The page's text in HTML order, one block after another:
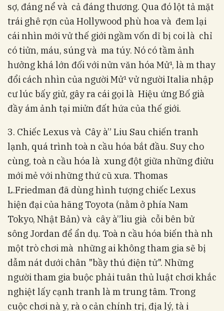
sợ, đáng nể và cả đáng thương. Qua đó lột tả mặt
trái ghê rợn của Hollywood phù hoa và đem lại
cái nhìn mới vử thế giới ngầm vốn dĩ bị coi là chỉ
có tiửn, máu, súng và ma túy. Nó có tầm ảnh
hưởng khá lớn đối với nửn văn hóa Mử¹, là m thay
đổi cách nhìn của người Mử¹ vử người Italia nhập
cư lúc bấy giử, gây ra cái gọi là Hiệu ứng Bố già 
đầy ám ảnh tại miửn đất hứa của thế giới.
3. Chiếc Lexus và Cây à” Liu Sau chiến tranh
lạnh, quá trình toà n cầu hóa bắt đầu. Suy cho
cùng, toà n cầu hóa là xung đột giữa những điửu
mới mẻ với những thứ cũ xưa. Thomas
L.Friedman đã dùng hình tượng chiếc Lexus
hiện đại của hãng Toyota (nằm ở phía Nam
Tokyo, Nhật Bản) và cây à”liu già cỗi bên bử
sông Jordan để ẩn dụ. Toà n cầu hóa biến thà nh
một trò chơi mà những ai không tham gia sẽ bị
dẫm nát dưới chân "bầy thú điện tử­". Những
người tham gia buộc phải tuân thủ luật chơi khắc
nghiệt lấy cạnh tranh là m trung tâm. Trong
cuộc chơi nà y, rà o cản chính trị, địa lý, tà i